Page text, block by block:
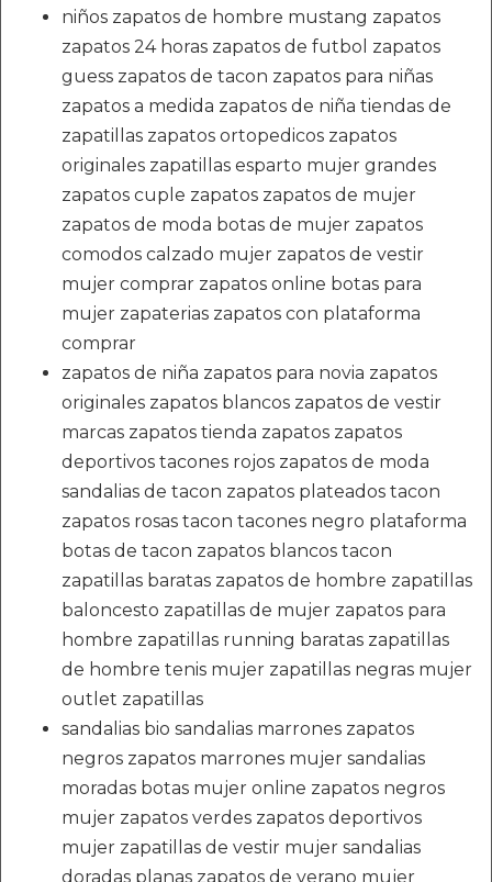
niños zapatos de hombre mustang zapatos
zapatos 24 horas zapatos de futbol zapatos
guess zapatos de tacon zapatos para niñas
zapatos a medida zapatos de niña tiendas de
zapatillas zapatos ortopedicos zapatos
originales zapatillas esparto mujer grandes
zapatos cuple zapatos zapatos de mujer
zapatos de moda botas de mujer zapatos
comodos calzado mujer zapatos de vestir
mujer comprar zapatos online botas para
mujer zapaterias zapatos con plataforma
comprar
zapatos de niña zapatos para novia zapatos
originales zapatos blancos zapatos de vestir
marcas zapatos tienda zapatos zapatos
deportivos tacones rojos zapatos de moda
sandalias de tacon zapatos plateados tacon
zapatos rosas tacon tacones negro plataforma
botas de tacon zapatos blancos tacon
zapatillas baratas zapatos de hombre zapatillas
baloncesto zapatillas de mujer zapatos para
hombre zapatillas running baratas zapatillas
de hombre tenis mujer zapatillas negras mujer
outlet zapatillas
sandalias bio sandalias marrones zapatos
negros zapatos marrones mujer sandalias
moradas botas mujer online zapatos negros
mujer zapatos verdes zapatos deportivos
mujer zapatillas de vestir mujer sandalias
doradas planas zapatos de verano mujer